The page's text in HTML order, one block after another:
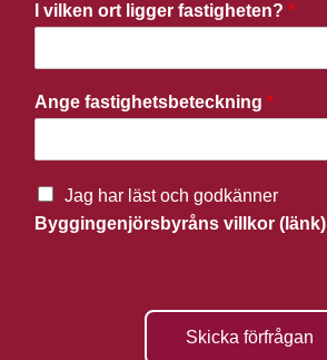
I vilken ort ligger fastigheten? *
Ange fastighetsbeteckning *
Jag har läst och godkänner
Byggingenjörsbyråns villkor
Skicka förfrågan